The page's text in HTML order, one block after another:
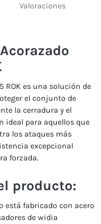
Valoraciones
ROK es una solución de
el conjunto de
la cerradura y el
ideal para aquellos que
los ataques más
excepcional
forzada.
producto:
está fabricado con acero
de widia